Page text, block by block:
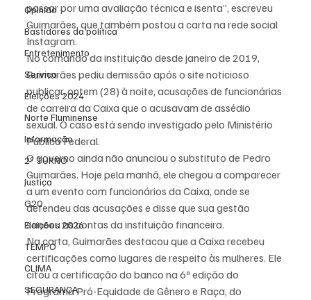
Opinião
Bastidores da política
Entretenimento
Serviço
Eleições 2024
Norte Fluminense
Informação
2º TURNO
Justiça
G20
Eleições 2026
TEMPO
CLIMA
SEGURANÇA
passar por uma avaliação técnica e isenta”, escreveu
Guimarães, que também postou a carta na rede social
Instagram.
No comando da instituição desde janeiro de 2019,
Guimarães pediu demissão após o site noticioso
publicar, ontem (28) à noite, acusações de funcionárias
de carreira da Caixa que o acusavam de assédio
sexual. O caso está sendo investigado pelo Ministério
Público Federal.
O governo ainda não anunciou o substituto de Pedro
Guimarães. Hoje pela manhã, ele chegou a comparecer
a um evento com funcionários da Caixa, onde se
defendeu das acusações e disse que sua gestão
saneou as contas da instituição financeira.
Na carta, Guimarães destacou que a Caixa recebeu
certificações como lugares de respeito às mulheres. Ele
citou a certificação do banco na 6ª edição do
Programa Pró-Equidade de Gênero e Raça, do